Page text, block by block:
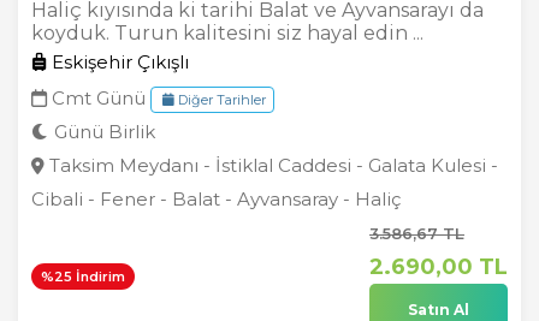
Haliç kıyısında ki tarihi Balat ve Ayvansarayı da
koyduk. Turun kalitesini siz hayal edin ...
Eskişehir Çıkışlı
Cmt Günü
Diğer Tarihler
Günü Birlik
Taksim Meydanı - İstiklal Caddesi - Galata Kulesi -
Cibali - Fener - Balat - Ayvansaray - Haliç
%25 İndirim
3.586,67 TL
2.690,00 TL
Satın Al